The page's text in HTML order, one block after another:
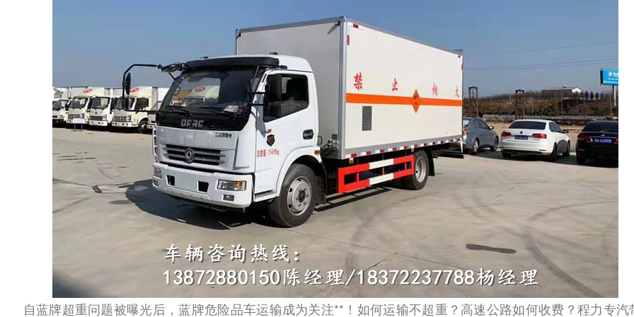
自蓝牌超重问题被曝光后，蓝牌危险品车运输成为关注**！如何运输不超重？高速公路如何收费？程力专汽